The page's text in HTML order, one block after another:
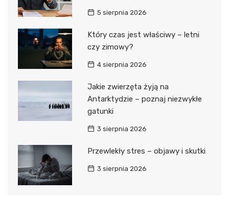
5 sierpnia 2026
Który czas jest właściwy – letni
czy zimowy?
4 sierpnia 2026
Jakie zwierzęta żyją na
Antarktydzie – poznaj niezwykłe
gatunki
3 sierpnia 2026
Przewlekły stres – objawy i skutki
3 sierpnia 2026